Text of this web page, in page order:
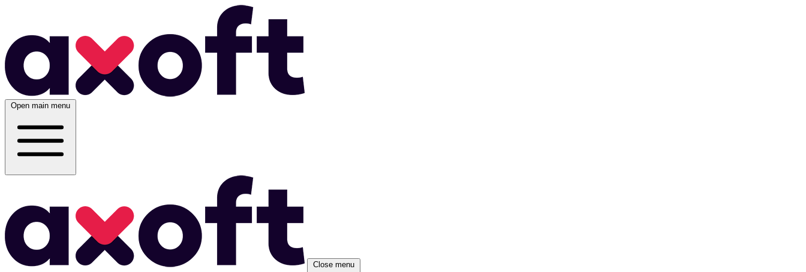
Open main menu
Close menu